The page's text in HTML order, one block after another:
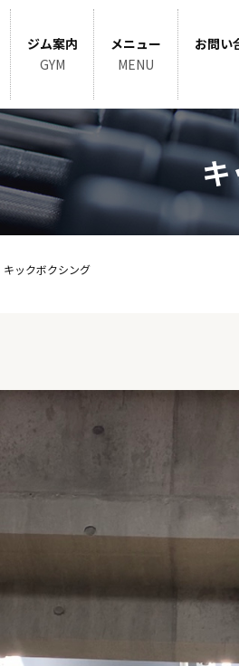
ジム案内
GYM
メニュー
MENU
お問い
キ
キックボクシング